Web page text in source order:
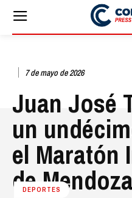
7 de mayo de 2026
Juan José
un
el Maratón
de Mendoza
DEPORTES